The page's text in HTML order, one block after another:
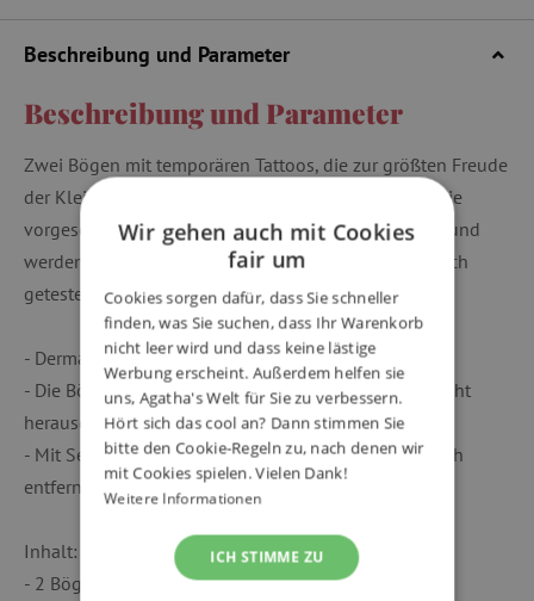
Beschreibung und Parameter
Beschreibung und Parameter
Zwei Bögen mit temporären Tattoos, die zur größten Freude
der Kleinsten lustige und witzige Tiere darstellen! Die
vorgeschnittenen Tattoos sind einfach anzuwenden und
werden mit etwas Wasser aufgetragen. Dermatologisch
getestet.
- Dermatologisch getestete Tattoos.
- Die Bögen sind vorgestanzt, so dass die Tattoos leicht
herausgelöst werden können.
- Mit Seifenwasser oder einer milden Reinigungsmilch
entfernen.
Inhalt:
- 2 Bögen mit temporären Tattoos
Wir gehen auch mit Cookies
fair um
Cookies sorgen dafür, dass Sie schneller
finden, was Sie suchen, dass Ihr Warenkorb
nicht leer wird und dass keine lästige
Werbung erscheint. Außerdem helfen sie
uns, Agatha's Welt für Sie zu verbessern.
Hört sich das cool an? Dann stimmen Sie
bitte den Cookie-Regeln zu, nach denen wir
mit Cookies spielen. Vielen Dank!
Weitere Informationen
ICH STIMME ZU